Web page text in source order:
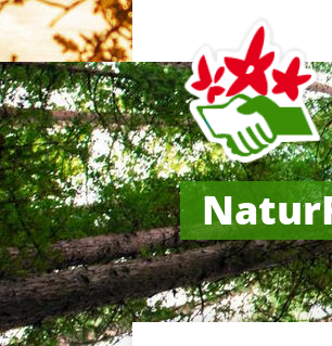
Navigation
überspringen